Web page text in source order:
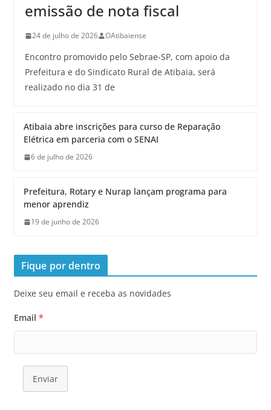
emissão de nota fiscal
24 de julho de 2026 OAtibaiense
Encontro promovido pelo Sebrae-SP, com apoio da
Prefeitura e do Sindicato Rural de Atibaia, será
realizado no dia 31 de
Atibaia abre inscrições para curso de Reparação
Elétrica em parceria com o SENAI
6 de julho de 2026
Prefeitura, Rotary e Nurap lançam programa para
menor aprendiz
19 de junho de 2026
Fique por dentro
Deixe seu email e receba as novidades
Email *
Enviar